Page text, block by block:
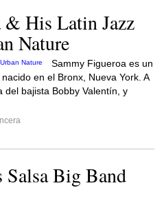
& His Latin Jazz
Nature
Sammy Figueroa es un
en el Bronx, Nueva York. A
del bajista Bobby Valentín, y
Big Band